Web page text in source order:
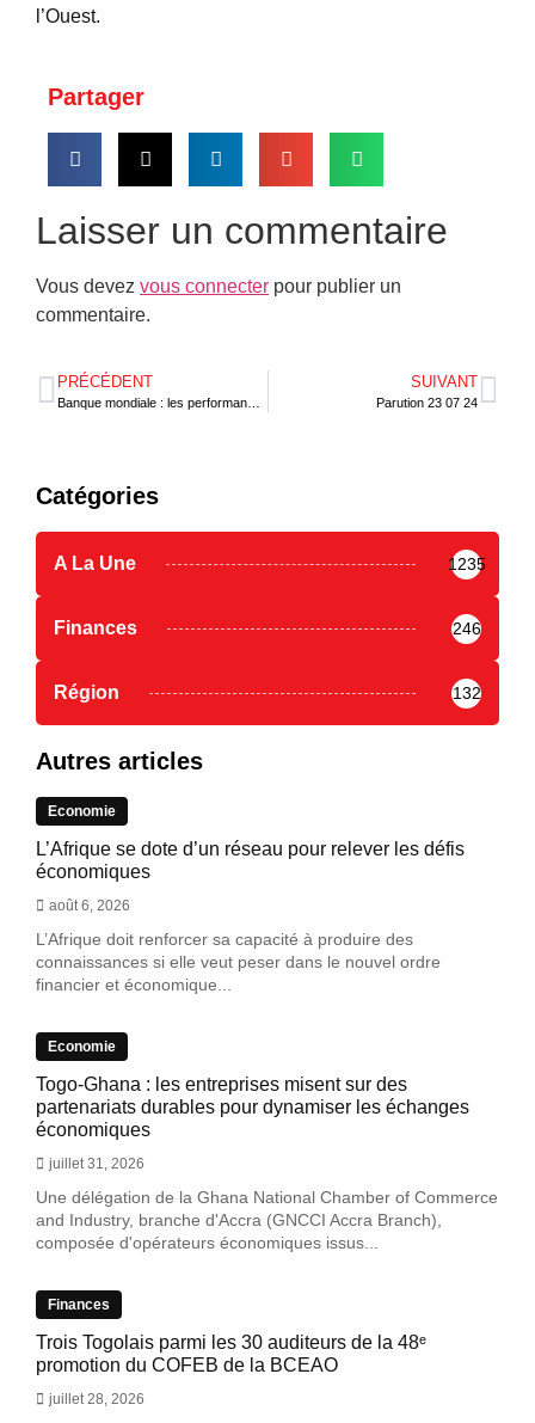
l’Ouest.
Partager
Laisser un commentaire
Vous devez vous connecter pour publier un
commentaire.
PRÉCÉDENT SUIVANT
Parution 23 07 24
Catégories
A La Une 1235
Finances 246
Région 132
Autres articles
Economie
L’Afrique se dote d’un réseau pour relever les défis
économiques
août 6, 2026
L’Afrique doit renforcer sa capacité à produire des
connaissances si elle veut peser dans le nouvel ordre
financier et économique...
Economie
Togo-Ghana : les entreprises misent sur des
partenariats durables pour dynamiser les échanges
économiques
juillet 31, 2026
Une délégation de la Ghana National Chamber of Commerce
and Industry, branche d'Accra (GNCCI Accra Branch),
composée d'opérateurs économiques issus...
Finances
Trois Togolais parmi les 30 auditeurs de la 48ᵉ
promotion du COFEB de la BCEAO
juillet 28, 2026